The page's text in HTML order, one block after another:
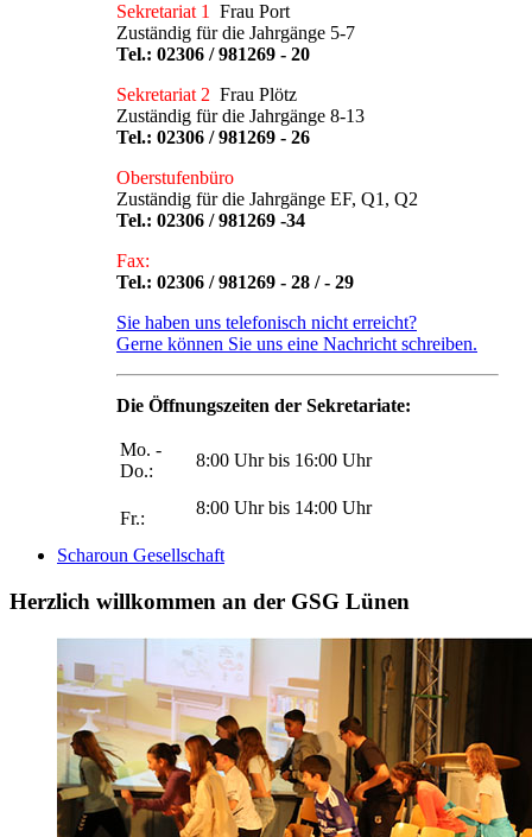
Sekretariat 1 Frau Port
Zuständig für die Jahrgänge 5-7
Tel.: 02306 / 981269 - 20
Sekretariat 2 Frau Plötz
Zuständig für die Jahrgänge 8-13
Tel.: 02306 / 981269 - 26
Oberstufenbüro
Zuständig für die Jahrgänge EF, Q1, Q2
Tel.: 02306 / 981269 -34
Fax:
Tel.: 02306 / 981269 - 28 / - 29
Sie haben uns telefonisch nicht erreicht?
Gerne können Sie uns eine Nachricht schreiben.
Die Öffnungszeiten der Sekretariate:
Mo. -
Do.:
8:00 Uhr bis 16:00 Uhr
Fr.:
8:00 Uhr bis 14:00 Uhr
Scharoun Gesellschaft
Herzlich willkommen an der GSG Lünen